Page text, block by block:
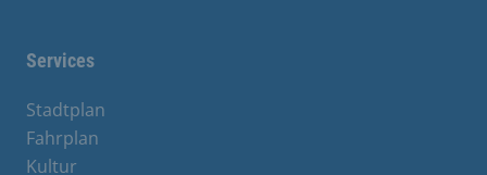
Services
Stadtplan
Fahrplan
Kultur